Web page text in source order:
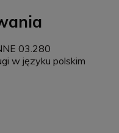
03.280
w języku polskim